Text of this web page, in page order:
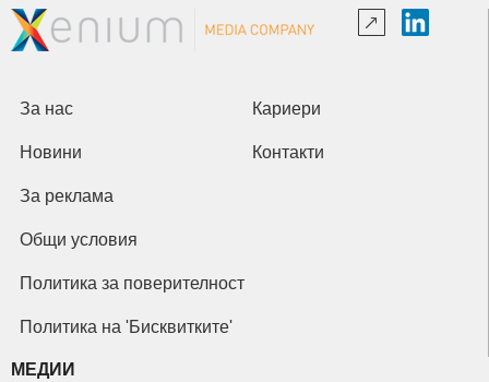
За нас Кариери
Новини Контакти
За реклама
Общи условия
Политика за поверителност
Политика на 'Бисквитките'
МЕДИИ